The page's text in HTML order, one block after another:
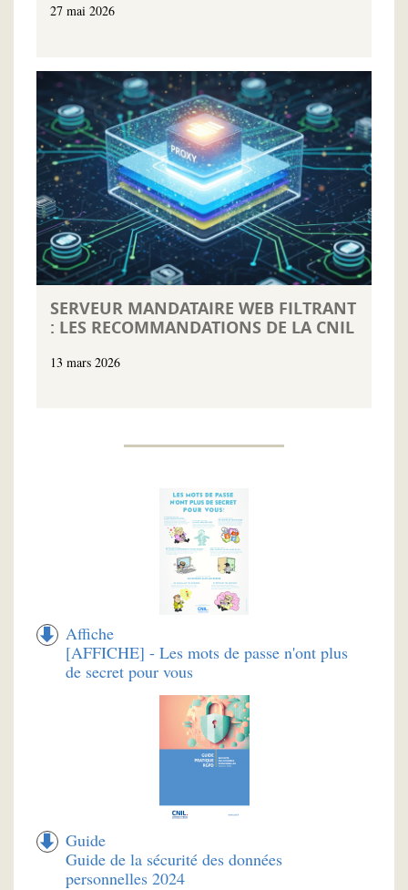
27 mai 2026
SERVEUR MANDATAIRE WEB FILTRANT
: LES RECOMMANDATIONS DE LA CNIL
13 mars 2026
Affiche
[AFFICHE] - Les mots de passe n'ont plus
de secret pour vous
Guide
Guide de la sécurité des données
personnelles 2024